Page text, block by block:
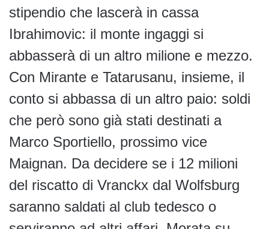
stipendio che lascerà in cassa
Ibrahimovic: il monte ingaggi si
abbasserà di un altro milione e mezzo.
Con Mirante e Tatarusanu, insieme, il
conto si abbassa di un altro paio: soldi
che però sono già stati destinati a
Marco Sportiello, prossimo vice
Maignan. Da decidere se i 12 milioni
del riscatto di Vranckx dal Wolfsburg
saranno saldati al club tedesco o